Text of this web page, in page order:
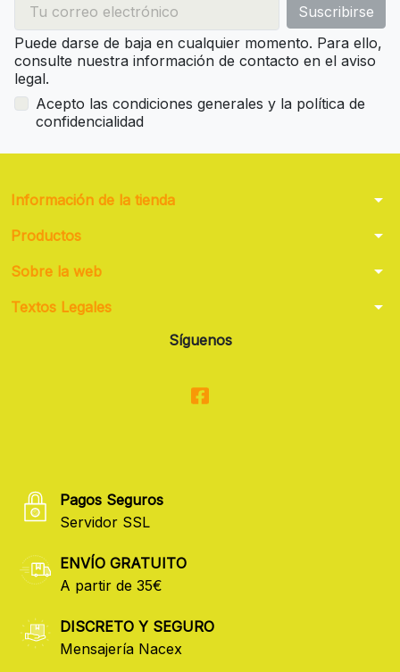
Puede darse de baja en cualquier momento. Para ello,
consulte nuestra información de contacto en el aviso
legal.
Acepto las condiciones generales y la política de
confidencialidad
Información de la tienda arrow_drop_down
Productos arrow_drop_down
Sobre la web arrow_drop_down
Textos Legales arrow_drop_down
Síguenos
Pagos Seguros
Servidor SSL
ENVÍO GRATUITO
A partir de 35€
DISCRETO Y SEGURO
Mensajería Nacex